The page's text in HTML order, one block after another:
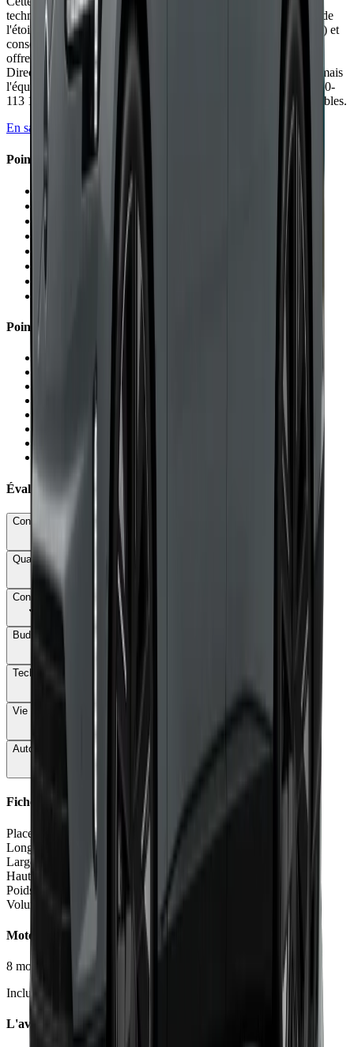
technologie MBUX de pointe et sa qualité de fabrication digne de
l'étoile. Les diesels brillent par leur autonomie record (1 100 km) et
consommations basses (5,7-6,9 l/100 km), tandis que les PHEV
offrent 90 km réels en électrique mais sacrifient le coffre (370 l).
Direction aseptisée et commandes molles déçoivent les pilotes, mais
l'équilibre confort/tenue de route séduit. Tarifs très élevés (64 750-
113 150 €) réservent cette routière raffinée aux budgets confortables.
En savoir plus →
Points Forts
✓
Confort exceptionnel avec suspension pneumatique
Insonorisation exemplaire et silence de fonctionnement
✓
Technologie MBUX Superscreen impressionnante
Qualité de finition avec matériaux nobles
Autonomie diesel record de 1 100 km
Consommation diesel remarquable (5,7-6,9 l/100 km)
✓
Autonomie PHEV réelle de 90 km
Habitabilité généreuse aux places avant
Points Faibles
Tarifs très élevés dès 64 750 €
Catalogue d'options coûteux (packs à 3 400 €)
Direction aseptisée et point milieu flou
Pédale de frein spongieuse sur PHEV
Coffre PHEV réduit à 370 litres
Poids important (2,1-2,3 tonnes)
Espace aux jambes arrière en retrait (-2 cm)
Évaluations Détaillées
Conduite & Maniabilité 73
Qualité & Finition
Confort
Budget total
Technologie
Vie à bord
Autonomie & Recharge
Fiche Technique
Places
Longueur
4.95 - 4.96
Largeur
Hauteur
Poids à vide
1810 - 2390
Volume coffre
370 - 540
Moteurs et Finitions
8 motorisation
Inclure Malus 2026
L'avis des experts